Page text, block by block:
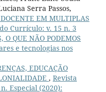
Serra Passos,
EM MULTIPLAS
Currículo: v. 15 n. 3
O QUE NÃO PODEMOS
e tecnologias nos
EDUCAÇÃO
, Revista
Especial (2020):